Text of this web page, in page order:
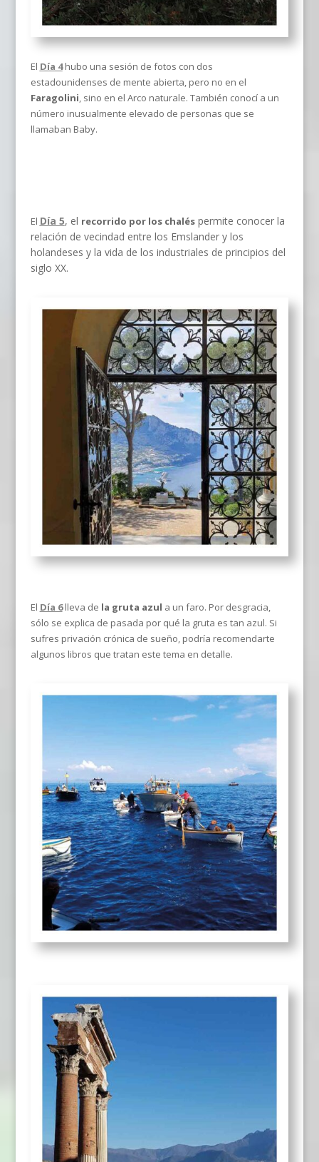
El Día 4hubo una sesión de fotos con dos
estadounidenses de mente abierta, pero no en el
Faragolini, sino en el Arco naturale. También conocí a un
número inusualmente elevado de personas que se
llamaban Baby.
El Día 5, el recorrido por los chaléspermite conocer la
relación de vecindad entre los Emslander y los
holandeses y la vida de los industriales de principios del
siglo XX.
El Día 6lleva de la gruta azul a un faro. Por desgracia,
sólo se explica de pasada por qué la gruta es tan azul. Si
sufres privación crónica de sueño, podría recomendarte
algunos libros que tratan este tema en detalle.